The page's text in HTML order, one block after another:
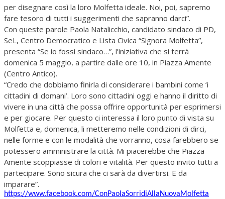
per disegnare così la loro Molfetta ideale. Noi, poi, sapremo
fare tesoro di tutti i suggerimenti che sapranno darci”.
Con queste parole Paola Natalicchio, candidato sindaco di PD,
SeL, Centro Democratico e Lista Civica “Signora Molfetta”,
presenta “Se io fossi sindaco…”, l’iniziativa che si terrà
domenica 5 maggio, a partire dalle ore 10, in Piazza Amente
(Centro Antico).
“Credo che dobbiamo finirla di considerare i bambini come ‘i
cittadini di domani’. Loro sono cittadini oggi e hanno il diritto di
vivere in una città che possa offrire opportunità per esprimersi
e per giocare. Per questo ci interessa il loro punto di vista su
Molfetta e, domenica, li metteremo nelle condizioni di dirci,
nelle forme e con le modalità che vorranno, cosa farebbero se
potessero amministrare la città. Mi piacerebbe che Piazza
Amente scoppiasse di colori e vitalità. Per questo invito tutti a
partecipare. Sono sicura che ci sarà da divertirsi. E da
imparare”.
https://www.facebook.com/ConPaolaSorridiAllaNuovaMolfetta